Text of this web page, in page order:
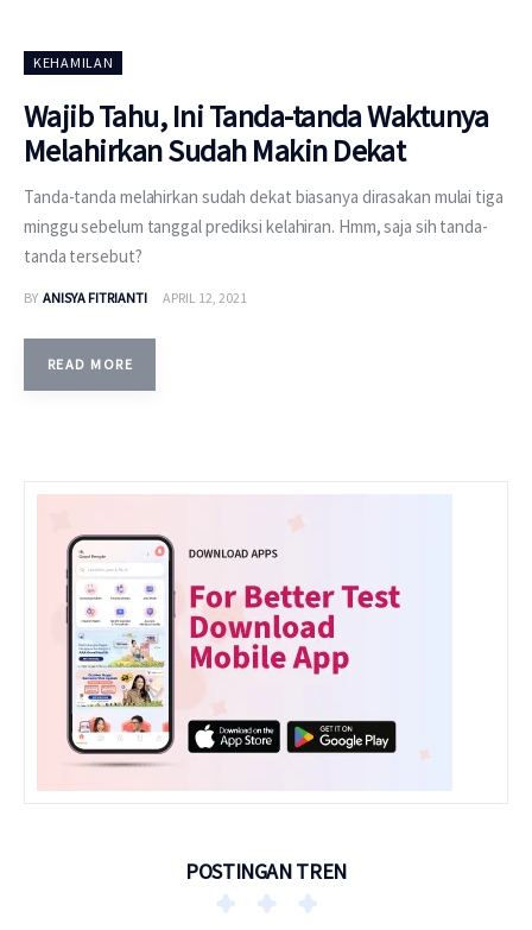
KEHAMILAN
Wajib Tahu, Ini Tanda-tanda Waktunya
Melahirkan Sudah Makin Dekat
Tanda-tanda melahirkan sudah dekat biasanya dirasakan mulai tiga
minggu sebelum tanggal prediksi kelahiran. Hmm, saja sih tanda-
tanda tersebut?
BY ANISYA FITRIANTI APRIL 12, 2021
READ MORE
POSTINGAN TREN